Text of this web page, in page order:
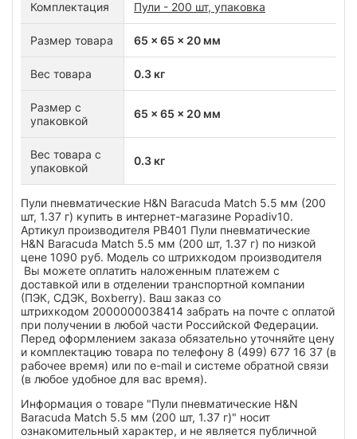
Комплектация Пули - 200 шт, упаковка
Размер товара 65 x 65 x 20 мм
Вес товара 0.3 кг
Размер с
упаковкой
65 x 65 x 20 мм
Вес товара с
упаковкой
0.3 кг
Пули пневматические H&N Baracuda Match 5.5 мм (200
шт, 1.37 г) купить в интернет-магазине Popadiv10.
Артикул производителя PB401 Пули пневматические
H&N Baracuda Match 5.5 мм (200 шт, 1.37 г) по низкой
цене 1090 руб. Модель со штрихкодом производителя
Вы можете оплатить наложенным платежем с
доставкой или в отделении транспортной компании
(ПЭК, СДЭК, Boxberry). Ваш заказ со
штрихкодом 2000000038414 забрать на почте с оплатой
при получении в любой части Российской Федерации.
Перед оформлением заказа обязательно уточняйте цену
и комплектацию товара по телефону 8 (499) 677 16 37 (в
рабочее время) или по e-mail и системе обратной связи
(в любое удобное для вас время).
Информация о товаре "Пули пневматические H&N
Baracuda Match 5.5 мм (200 шт, 1.37 г)" носит
ознакомительный характер, и не является публичной